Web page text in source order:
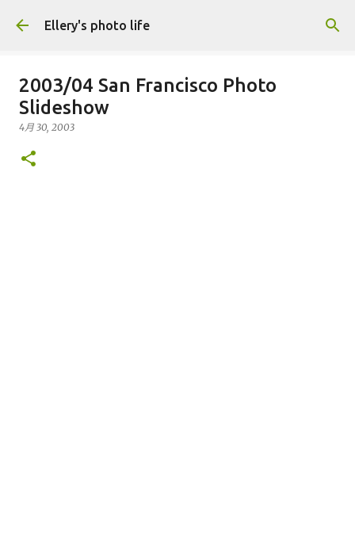
跳到主要內容
Ellery's photo life
2003/04 San Francisco Photo
Slideshow
4月 30, 2003